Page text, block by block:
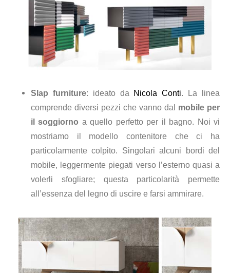
Slap furniture: ideato da Nicola Conti. La linea
comprende diversi pezzi che vanno dal mobile per
il soggiorno a quello perfetto per il bagno. Noi vi
mostriamo il modello contenitore che ci ha
particolarmente colpito. Singolari alcuni bordi del
mobile, leggermente piegati verso l’esterno quasi a
volerli sfogliare; questa particolarità permette
all’essenza del legno di uscire e farsi ammirare.